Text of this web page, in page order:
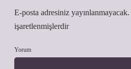
E-posta adresiniz yayınlanmayacak.
işaretlenmişlerdir
Yorum